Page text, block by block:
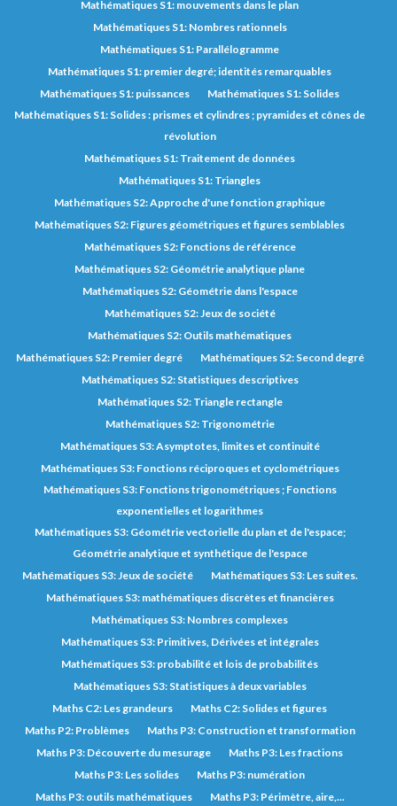
Mathématiques S1: mouvements dans le plan
Mathématiques S1: Nombres rationnels
Mathématiques S1: Parallélogramme
Mathématiques S1: premier degré; identités remarquables
Mathématiques S1: puissances
Mathématiques S1: Solides
Mathématiques S1: Solides : prismes et cylindres ; pyramides et cônes de
révolution
Mathématiques S1: Traitement de données
Mathématiques S1: Triangles
Mathématiques S2: Approche d'une fonction graphique
Mathématiques S2: Figures géométriques et figures semblables
Mathématiques S2: Fonctions de référence
Mathématiques S2: Géométrie analytique plane
Mathématiques S2: Géométrie dans l'espace
Mathématiques S2: Jeux de société
Mathématiques S2: Outils mathématiques
Mathématiques S2: Premier degré
Mathématiques S2: Second degré
Mathématiques S2: Statistiques descriptives
Mathématiques S2: Triangle rectangle
Mathématiques S2: Trigonométrie
Mathématiques S3: Asymptotes, limites et continuité
Mathématiques S3: Fonctions réciproques et cyclométriques
Mathématiques S3: Fonctions trigonométriques ; Fonctions
exponentielles et logarithmes
Mathématiques S3: Géométrie vectorielle du plan et de l'espace;
Géométrie analytique et synthétique de l'espace
Mathématiques S3: Jeux de société
Mathématiques S3: Les suites.
Mathématiques S3: mathématiques discrètes et financières
Mathématiques S3: Nombres complexes
Mathématiques S3: Primitives, Dérivées et intégrales
Mathématiques S3: probabilité et lois de probabilités
Mathématiques S3: Statistiques à deux variables
Maths C2: Les grandeurs
Maths C2: Solides et figures
Maths P2: Problèmes
Maths P3: Construction et transformation
Maths P3: Découverte du mesurage
Maths P3: Les fractions
Maths P3: Les solides
Maths P3: numération
Maths P3: outils mathématiques
Maths P3: Périmètre, aire,...